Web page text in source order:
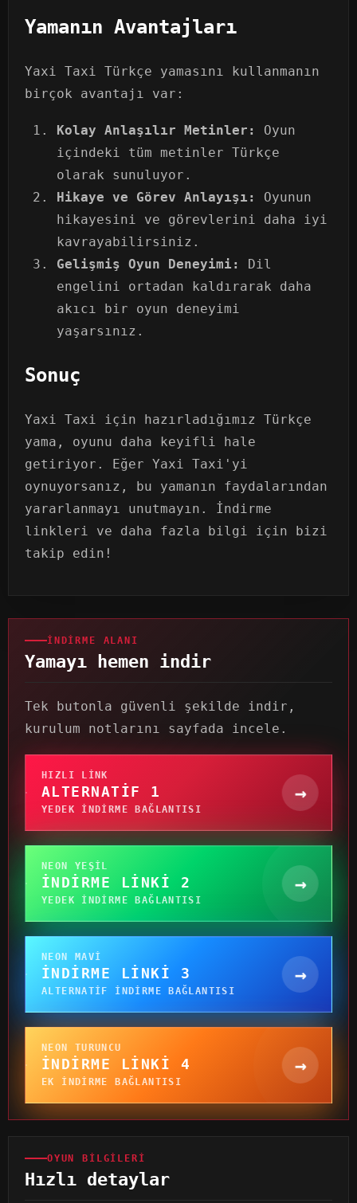
Yamanın Avantajları
Yaxi Taxi Türkçe yamasını kullanmanın
birçok avantajı var:
Kolay Anlaşılır Metinler:
Oyun
içindeki tüm metinler Türkçe
olarak sunuluyor.
Hikaye ve Görev Anlayışı:
Oyunun
hikayesini ve görevlerini daha iyi
kavrayabilirsiniz.
Gelişmiş Oyun Deneyimi:
Dil
engelini ortadan kaldırarak daha
akıcı bir oyun deneyimi
yaşarsınız.
Sonuç
Yaxi Taxi için hazırladığımız Türkçe
yama, oyunu daha keyifli hale
getiriyor. Eğer Yaxi Taxi'yi
oynuyorsanız, bu yamanın faydalarından
yararlanmayı unutmayın. İndirme
linkleri ve daha fazla bilgi için bizi
takip edin!
İNDIRME ALANI
Yamayı hemen indir
Tek butonla güvenli şekilde indir,
kurulum notlarını sayfada incele.
HIZLI LINK
ALTERNATIF 1
YEDEK INDIRME BAĞLANTISI
→
NEON YEŞIL
İNDIRME LINKI 2
YEDEK INDIRME BAĞLANTISI
→
NEON MAVI
İNDIRME LINKI 3
ALTERNATIF INDIRME BAĞLANTISI
→
NEON TURUNCU
İNDIRME LINKI 4
EK INDIRME BAĞLANTISI
→
OYUN BILGILERI
Hızlı detaylar